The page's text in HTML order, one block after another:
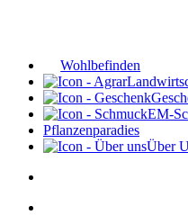
Wohlbefinden
EM-
Pflanzenparadies
Über